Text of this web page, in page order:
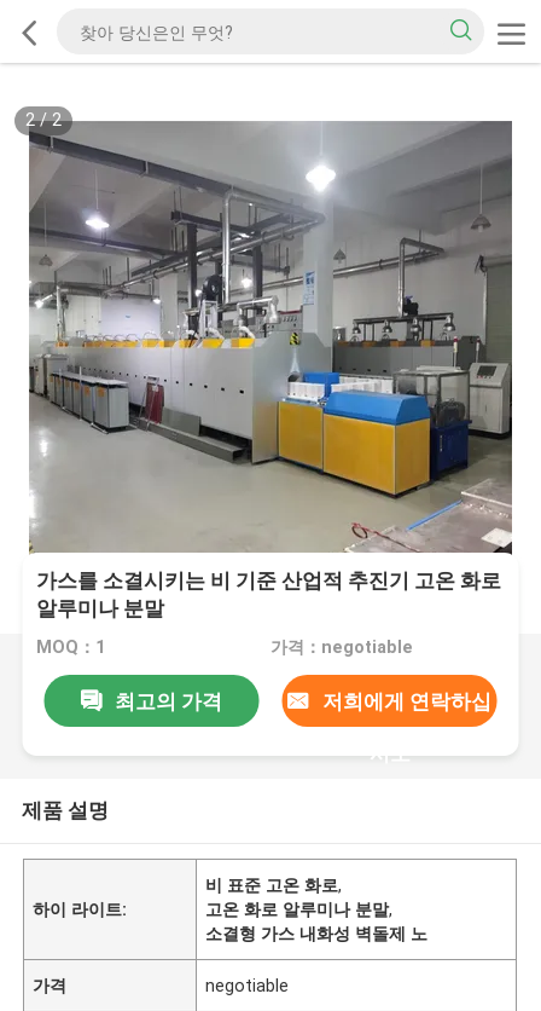
2/2
가스를 소결시키는 비 기준 산업적 추진기 고온 화로
알루미나 분말
MOQ：1 가격：negotiable
최고의 가격 저희에게 연락하십
시오
제품 설명
하이 라이트:
비 표준 고온 화로,
고온 화로 알루미나 분말,
소결형 가스 내화성 벽돌제 노
가격 negotiable